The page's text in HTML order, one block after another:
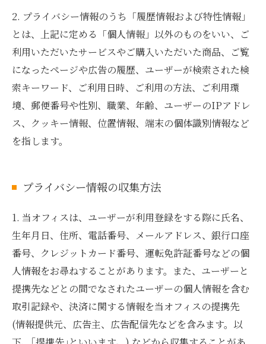
2. プライバシー情報のうち「履歴情報および特性情報」
とは、上記に定める「個人情報」以外のものをいい、ご
利用いただいたサービスやご購入いただいた商品、ご覧
になったページや広告の履歴、ユーザーが検索された検
索キーワード、ご利用日時、ご利用の方法、ご利用環
境、郵便番号や性別、職業、年齢、ユーザーのIPアドレ
ス、クッキー情報、位置情報、端末の個体識別情報など
を指します。
プライバシー情報の収集方法
1. 当オフィスは、ユーザーが利用登録をする際に氏名、
生年月日、住所、電話番号、メールアドレス、銀行口座
番号、クレジットカード番号、運転免許証番号などの個
人情報をお尋ねすることがあります。また、ユーザーと
提携先などとの間でなされたユーザーの個人情報を含む
取引記録や、決済に関する情報を当オフィスの提携先
(情報提供元、広告主、広告配信先などを含みます。以